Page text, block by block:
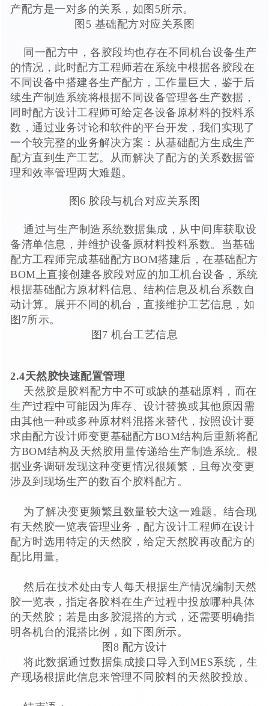
产配方是一对多的关系，如图5所示。
图5 基础配方对应关系图
同一配方中，各胶段均也存在不同机台设备生产
的情况，此时配方工程师若在系统中根据各胶段在
不同设备中搭建各生产配方，工作量巨大，鉴于后
续生产制造系统将根据不同设备管理各生产数据，
同时配方设计工程师可给定各设备原材料的投料系
数，通过业务讨论和软件的平台开发，我们实现了
一个较完整的业务解决方案：从基础配方生成生产
配方直到生产工艺。从而解决了配方的关系数据管
理和效率管理两大难题。
图6 胶段与机台对应关系图
通过与生产制造系统数据集成，从中间库获取设
备清单信息，并维护设备原材料投料系数。当基础
配方工程师完成基础配方BOM搭建后，在基础配方
BOM上直接创建各胶段对应的加工机台设备，系统
根据基础配方原材料信息、结构信息及机台系数自
动计算。展开不同的机台，直接维护工艺信息，如
图7所示。
图7 机台工艺信息
2.4天然胶快速配置管理
天然胶是胶料配方中不可或缺的基础原料，而在
生产过程中可能因为库存、设计替换或其他原因需
由其他一种或多种原材料混搭来替代，按照设计要
求由配方设计师变更基础配方BOM结构后重新将配
方BOM结构及天然胶用量传递给生产制造系统。根
据业务调研发现这种变更情况很频繁，且每次变更
涉及到现场生产的数百个胶料配方。
为了解决变更频繁且数量较大这一难题。结合现
有天然胶一览表管理业务，配方设计工程师在设计
配方时选用特定的天然胶，给定天然胶再改配方的
配比用量。
然后在技术处由专人每天根据生产情况编制天然
胶一览表，指定各胶料在生产过程中投放哪种具体
的天然胶；若是由多胶混搭的方式，还需要明确指
明各机台的混搭比例，如下图所示。
图8 配方设计
将此数据通过数据集成接口导入到MES系统，生
产现场根据此信息来管理不同胶料的天然胶投放。